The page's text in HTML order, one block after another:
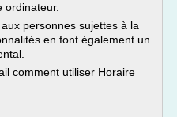
ordinateur.
personnes sujettes à la
en font également un
comment utiliser Horaire